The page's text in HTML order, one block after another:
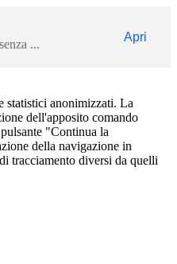
...
Apri
statistici anonimizzati. La
dell'apposito comando
"Continua la
della navigazione in
tracciamento diversi da quelli